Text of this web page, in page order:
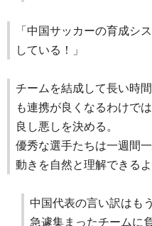
「中国サッカーの育成シ
している！」
チームを結成して長い時
も連携が良くなるわけで
良し悪しを決める。
優秀な選手たちは一週間
動きを自然と理解できるよ
中国代表の言い訳はも
急遽集まったチームに